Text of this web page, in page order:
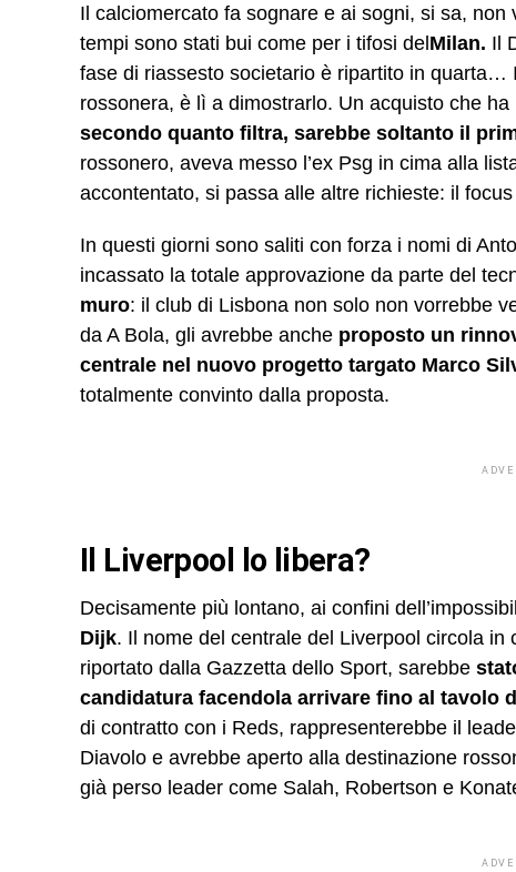
Il calciomercato fa sognare e ai sogni, si sa,
tempi sono stati bui come per i tifosi del Milan. Il
fase di riassesto societario è ripartito in
rossonera, è lì a dimostrarlo. Un acquisto che ha
secondo quanto filtra, sarebbe soltanto il
rossonero, aveva messo l’ex Psg in cima alla
accontentato, si passa alle altre richieste: il
In questi giorni sono saliti con forza i nomi di
incassato la totale approvazione da parte del
muro: il club di Lisbona non solo non vorrebbe
da A Bola, gli avrebbe anche proposto un
centrale nel nuovo progetto targato Marco
totalmente convinto dalla proposta.
Il Liverpool lo libera?
Decisamente più lontano, ai confini
Dijk. Il nome del centrale del Liverpool circola
riportato dalla Gazzetta dello Sport, sarebbe
candidatura facendola arrivare fino al tavolo
di contratto con i Reds, rappresenterebbe il
Diavolo e avrebbe aperto alla destinazione
già perso leader come Salah, Robertson e